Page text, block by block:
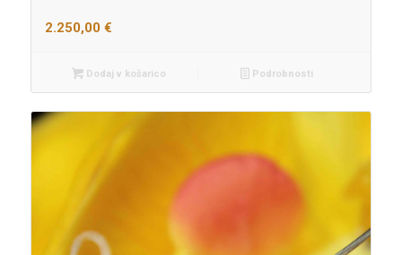
2.250,00 €
Dodaj v košarico Podrobnosti